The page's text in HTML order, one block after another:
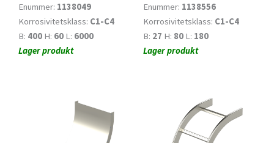
Enummer: 1138049
Korrosivitetsklass: C1-C4
B: 400 H: 60 L: 6000
Lager produkt
Enummer: 1138556
Korrosivitetsklass: C1-C4
B: 27 H: 80 L: 180
Lager produkt